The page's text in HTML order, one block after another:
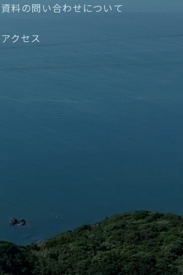
資料の問い合わせについて
アクセス